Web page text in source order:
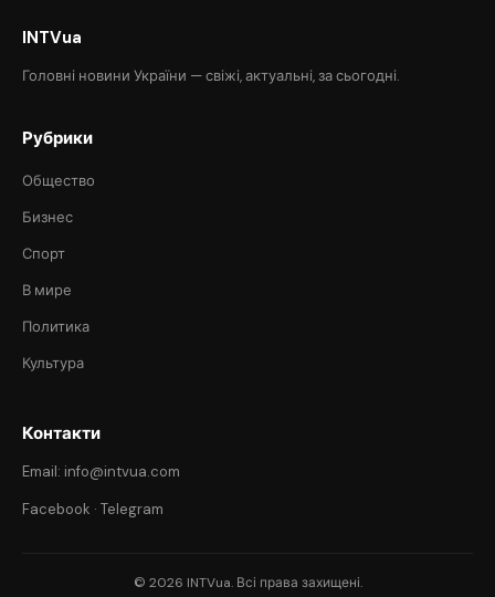
INTVua
Головні новини України — свіжі, актуальні, за сьогодні.
Рубрики
Общество
Бизнес
Спорт
В мире
Политика
Культура
Контакти
Email: info@intvua.com
Facebook · Telegram
© 2026 INTVua. Всі права захищені.